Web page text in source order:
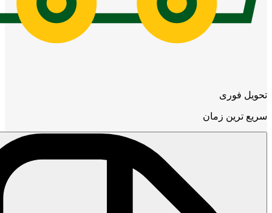
تحویل فوری
سریع ترین زمان